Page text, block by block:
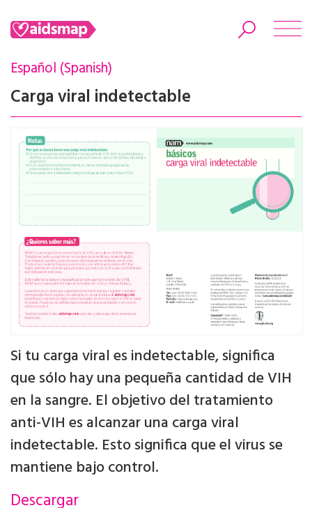
Español (Spanish)
Carga viral indetectable
Si tu carga viral es indetectable, significa
que sólo hay una pequeña cantidad de VIH
en la sangre. El objetivo del tratamiento
anti-VIH es alcanzar una carga viral
indetectable. Esto significa que el virus se
mantiene bajo control.
Descargar